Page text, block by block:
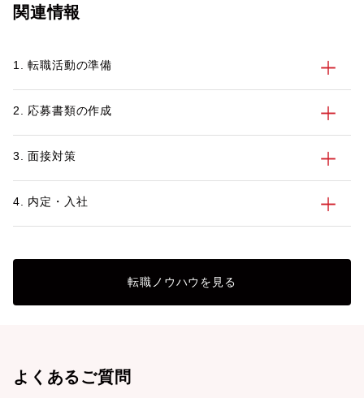
関連情報
1. 転職活動の準備
2. 応募書類の作成
3. 面接対策
4. 内定・入社
転職ノウハウを見る
よくあるご質問